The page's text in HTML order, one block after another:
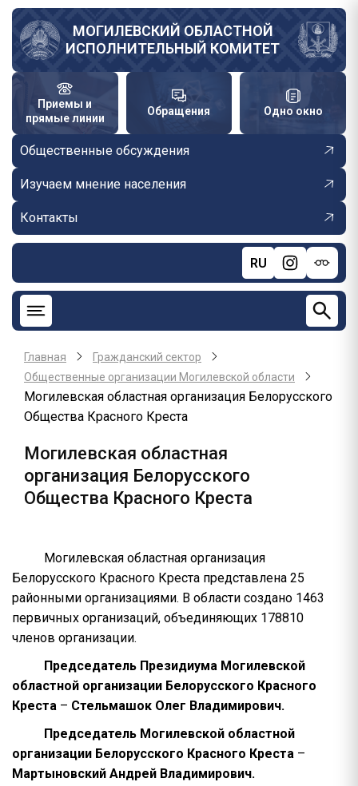
Перейти
основному
содержанию
МОГИЛЕВСКИЙ ОБЛАСТНОЙ
ИСПОЛНИТЕЛЬНЫЙ КОМИТЕТ
Приемы и
прямые линии
Обращения Одно окно
Общественные обсуждения
Изучаем мнение населения
Контакты
RU
Главная
Гражданский сектор
Общественные организации Могилевской области
Могилевская областная организация Белорусского
Общества Красного Креста
Могилевская областная
организация Белорусского
Общества Красного Креста
Могилевская областная организация
Белорусского Красного Креста представлена 25
районными организациями. В области создано 1463
первичных организаций, объединяющих 178810
членов организации.
Председатель Президиума Могилевской
областной организации Белорусского Красного
Креста – Стельмашок Олег Владимирович.
Председатель Могилевской областной
организации Белорусского Красного Креста –
Мартыновский Андрей Владимирович.